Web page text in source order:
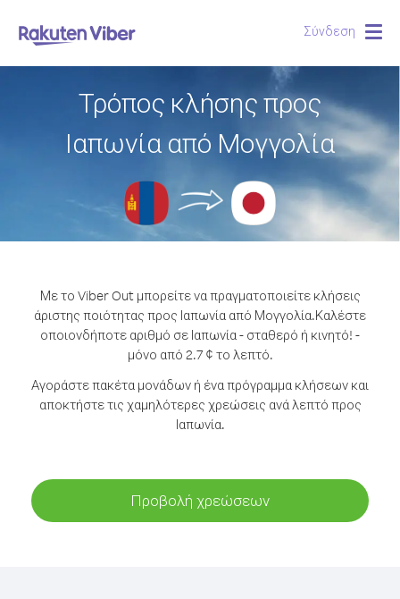
Σύνδεση
Τρόπος κλήσης προς
Ιαπωνία από Μογγολία
Με το Viber Out μπορείτε να πραγματοποιείτε κλήσεις
άριστης ποιότητας προς Ιαπωνία από Μογγολία.Καλέστε
οποιονδήποτε αριθμό σε Ιαπωνία - σταθερό ή κινητό! -
μόνο από 2.7 ¢ το λεπτό.
Αγοράστε πακέτα μονάδων ή ένα πρόγραμμα κλήσεων και
αποκτήστε τις χαμηλότερες χρεώσεις ανά λεπτό προς
Ιαπωνία.
Προβολή χρεώσεων